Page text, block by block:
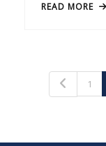
READ MORE
1